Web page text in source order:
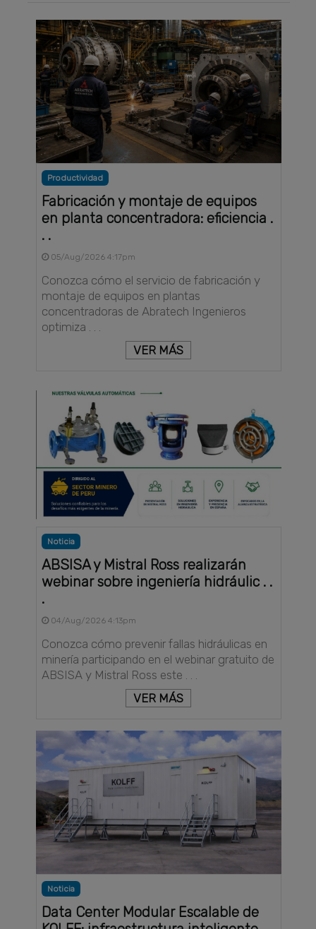
Productividad
Fabricación y montaje de equipos
en planta concentradora: eficiencia .
. .
05/Aug/2026 4:17pm
Conozca cómo el servicio de fabricación y
montaje de equipos en plantas
concentradoras de Abratech Ingenieros
optimiza . . .
VER MÁS
Noticia
ABSISA y Mistral Ross realizarán
webinar sobre ingeniería hidráulic . .
.
04/Aug/2026 4:13pm
Conozca cómo prevenir fallas hidráulicas en
minería participando en el webinar gratuito de
ABSISA y Mistral Ross este . . .
VER MÁS
Noticia
Data Center Modular Escalable de